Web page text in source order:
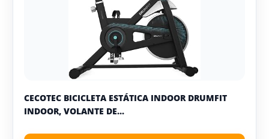
CECOTEC BICICLETA ESTÁTICA INDOOR DRUMFIT
INDOOR, VOLANTE DE...